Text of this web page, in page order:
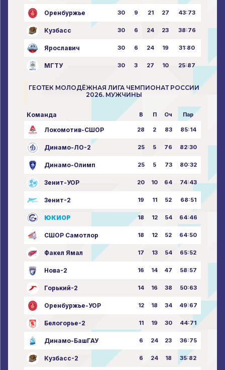
Оренбуржье 30 9 21 27 43:73
Кузбасс 30 6 24 23 38:76
Ярославич 30 6 24 19 31:80
МГТУ 30 3 27 10 25:87
ГЕОТЕК МОЛОДЁЖНАЯ ЛИГА ЧЕМПИОНАТ РОССИИ
2026. МУЖЧИНЫ
Команда В П Оч Пар
Локомотив-СШОР 28 2 83 85:14
Динамо-ЛО-2 25 5 76 82:30
Динамо-Олимп 25 5 73 80:32
Зенит-УОР 20 10 64 74:43
Зенит-2 19 11 52 68:51
ЮКИОР 18 12 54 64:46
СШОР Самотлор 18 12 52 64:50
Факел Ямал 17 13 54 65:52
Нова-2 16 14 47 58:57
Горький-2 14 16 38 50:63
Оренбуржье-УОР 12 18 34 49:67
Белогорье-2 11 19 30 44:71
Динамо-БашГАУ 6 24 23 36:75
Кузбасс-2 6 24 18 35:82